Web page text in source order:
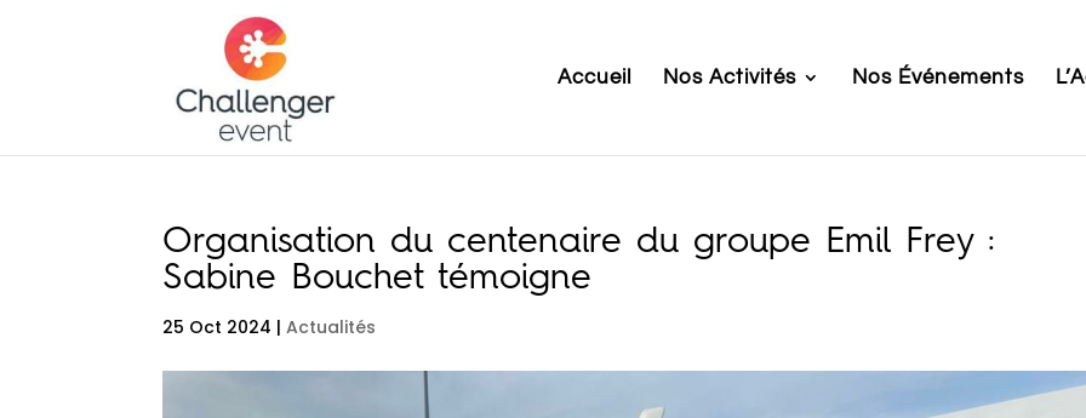
Accueil Nos Activités Nos Événements
Organisation du centenaire du groupe Emil Frey :
Sabine Bouchet témoigne
25 Oct 2024 |Actualités